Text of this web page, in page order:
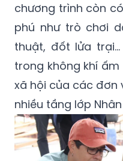
chương trình còn
phú như trò chơi
thuật, đốt lửa
trong không khí
xã hội của các đơn
nhiều tầng lớp